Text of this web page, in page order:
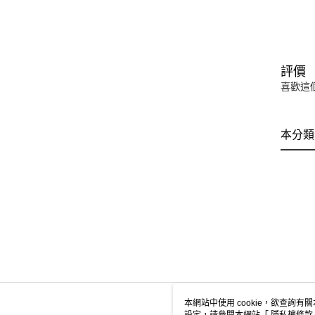
評價
喜歡這
本分
本網站中使用 cookie，欲查詢有